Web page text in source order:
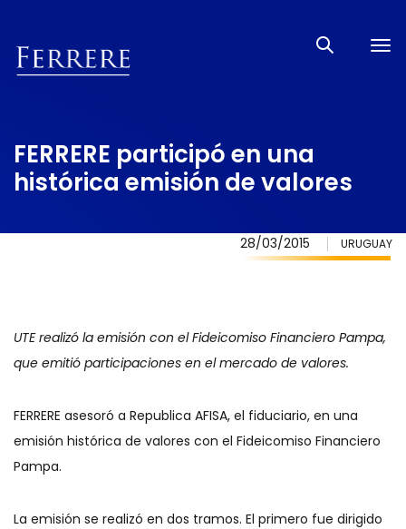
FERRERE participó en una
histórica emisión de valores
28/03/2015 URUGUAY
UTE realizó la emisión con el Fideicomiso Financiero Pampa,
que emitió participaciones en el mercado de valores.
FERRERE asesoró a Republica AFISA, el fiduciario, en una
emisión histórica de valores con el Fideicomiso Financiero
Pampa.
La emisión se realizó en dos tramos. El primero fue dirigido